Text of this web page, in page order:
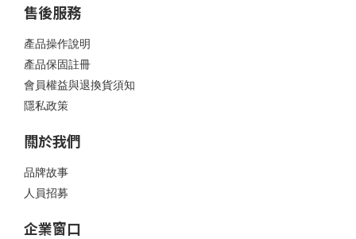
售後服務
產品操作說明
產品保固註冊
會員權益與退換貨須知
隱私政策
關於我們
品牌故事
人員招募
企業窗口